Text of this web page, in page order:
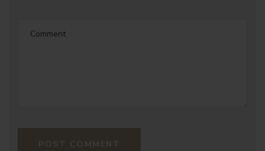
POST COMMENT